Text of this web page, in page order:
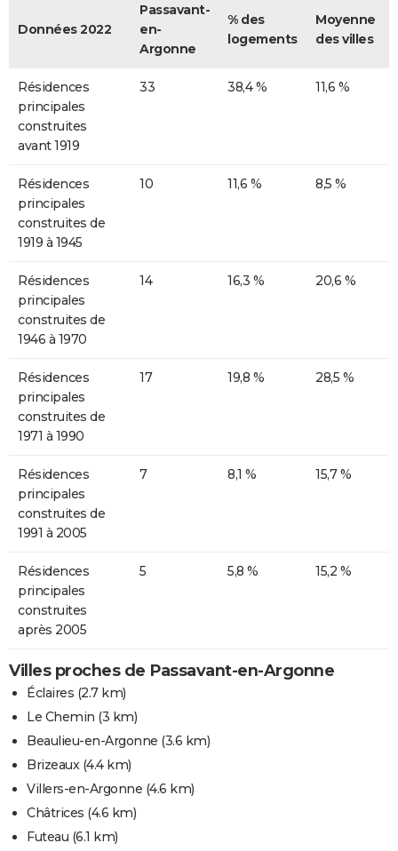
Données 2022
Passavant-
en-
Argonne
% des
logements
Moyenne
des villes
Résidences
principales
construites
avant 1919
33 38,4 % 11,6 %
Résidences
principales
construites de
1919 à 1945
10 11,6 % 8,5 %
Résidences
principales
construites de
1946 à 1970
14 16,3 % 20,6 %
Résidences
principales
construites de
1971 à 1990
17 19,8 % 28,5 %
Résidences
principales
construites de
1991 à 2005
7 8,1 % 15,7 %
Résidences
principales
construites
après 2005
5 5,8 % 15,2 %
Villes proches de Passavant-en-Argonne
Éclaires (2.7 km)
Le Chemin (3 km)
Beaulieu-en-Argonne (3.6 km)
Brizeaux(4.4 km)
Villers-en-Argonne (4.6 km)
Châtrices (4.6 km)
Futeau (6.1 km)